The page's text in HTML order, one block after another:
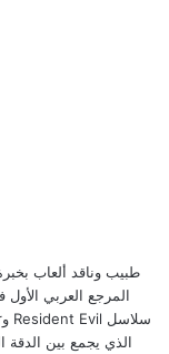
المرجع العربي
الذي يجمع بين